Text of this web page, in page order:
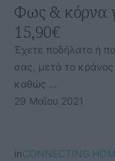
Φως & κόρνα
15,90€
Έχετε ποδήλατο ή
σας, μετά το
καθώς …
29 Μαΐου 2021
inCONNECTING